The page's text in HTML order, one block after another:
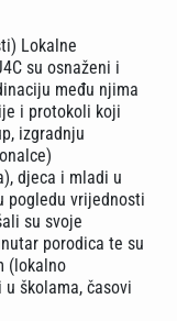
Lokalne
su osnaženi i
među njima
i protokoli koji
izgradnju
djeca i mladi u
pogledu vrijednosti
su svoje
porodica te su
(lokalno
školama, časovi